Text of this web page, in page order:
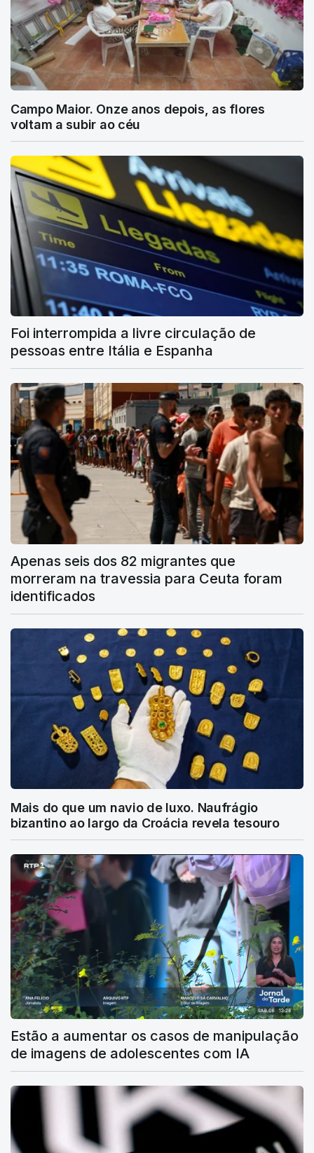
Campo Maior. Onze anos depois, as flores
voltam a subir ao céu
Foi interrompida a livre circulação de
pessoas entre Itália e Espanha
Apenas seis dos 82 migrantes que
morreram na travessia para Ceuta foram
identificados
Mais do que um navio de luxo. Naufrágio
bizantino ao largo da Croácia revela tesouro
Estão a aumentar os casos de manipulação
de imagens de adolescentes com IA